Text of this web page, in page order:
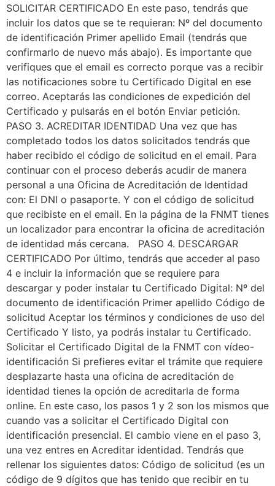
SOLICITAR CERTIFICADO En este paso, tendrás que
incluir los datos que se te requieran: Nº del documento
de identificación Primer apellido Email (tendrás que
confirmarlo de nuevo más abajo). Es importante que
verifiques que el email es correcto porque vas a recibir
las notificaciones sobre tu Certificado Digital en ese
correo. Aceptarás las condiciones de expedición del
Certificado y pulsarás en el botón Enviar petición.
PASO 3. ACREDITAR IDENTIDAD Una vez que has
completado todos los datos solicitados tendrás que
haber recibido el código de solicitud en el email. Para
continuar con el proceso deberás acudir de manera
personal a una Oficina de Acreditación de Identidad
con: El DNI o pasaporte. Y con el código de solicitud
que recibiste en el email. En la página de la FNMT tienes
un localizador para encontrar la oficina de acreditación
de identidad más cercana. PASO 4. DESCARGAR
CERTIFICADO Por último, tendrás que acceder al paso
4 e incluir la información que se requiere para
descargar y poder instalar tu Certificado Digital: Nº del
documento de identificación Primer apellido Código de
solicitud Aceptar los términos y condiciones de uso del
Certificado Y listo, ya podrás instalar tu Certificado.
Solicitar el Certificado Digital de la FNMT con vídeo-
identificación Si prefieres evitar el trámite que requiere
desplazarte hasta una oficina de acreditación de
identidad tienes la opción de acreditarla de forma
online. En este caso, los pasos 1 y 2 son los mismos que
cuando vas a solicitar el Certificado Digital con
identificación presencial. El cambio viene en el paso 3,
una vez entres en Acreditar identidad. Tendrás que
rellenar los siguientes datos: Código de solicitud (es un
código de 9 dígitos que has tenido que recibir en tu